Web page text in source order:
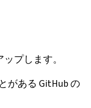
プします。
がある GitHub の